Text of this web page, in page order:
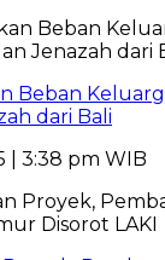
Beban
dari Bali
| 3:38 pm WIB